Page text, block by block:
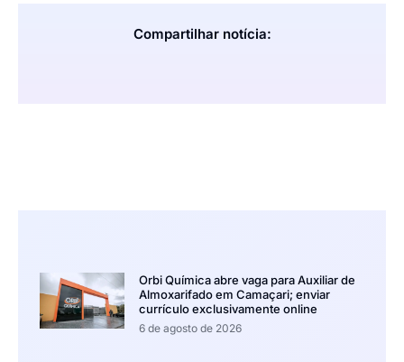
Compartilhar notícia:
Orbi Química abre vaga para Auxiliar de
Almoxarifado em Camaçari; enviar
currículo exclusivamente online
6 de agosto de 2026